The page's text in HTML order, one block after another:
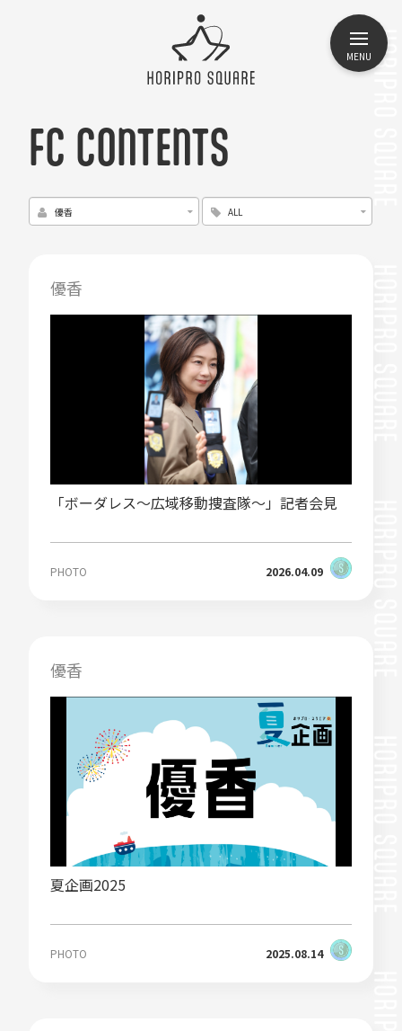
MENU
FC CONTENTS
優香
「ボーダレス～広域移動捜査隊～」記者会見
PHOTO 2026.04.09
優香
夏企画2025
PHOTO 2025.08.14